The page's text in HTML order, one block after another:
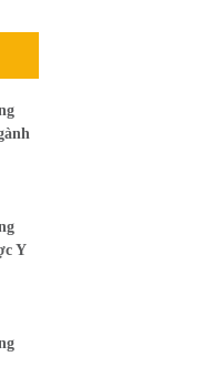
Y